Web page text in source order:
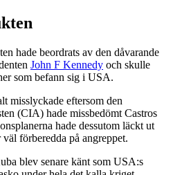
hade beordrats av den dåvarande
John F Kennedy och skulle
som befann sig i USA.
misslyckade eftersom den
(CIA) hade missbedömt Castros
hade dessutom läckt ut
förberedda på angreppet.
blev senare känt som USA:s